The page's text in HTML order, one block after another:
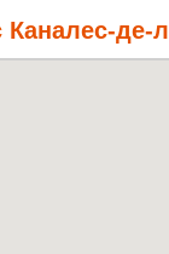
Каналес-де-